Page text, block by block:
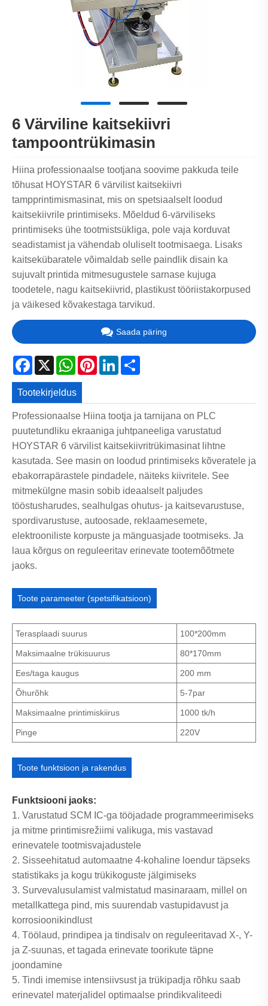
6 Värviline kaitsekiivri
tampoontrükimasin
Hiina professionaalse tootjana soovime pakkuda teile
tõhusat HOYSTAR 6 värvilist kaitsekiivri
tampprintimismasinat, mis on spetsiaalselt loodud
kaitsekiivrile printimiseks. Mõeldud 6-värviliseks
printimiseks ühe tootmistsükliga, pole vaja korduvat
seadistamist ja vähendab oluliselt tootmisaega. Lisaks
kaitsekübaratele võimaldab selle paindlik disain ka
sujuvalt printida mitmesugustele sarnase kujuga
toodetele, nagu kaitsekiivrid, plastikust tööriistakorpused
ja väikesed kõvakestaga tarvikud.
Saada päring
Facebook
X WhatsApp
PinterestLinkedIn
Tootekirjeldus
Professionaalse Hiina tootja ja tarnijana on PLC
puutetundliku ekraaniga juhtpaneeliga varustatud
HOYSTAR 6 värvilist kaitsekiivritrükimasinat lihtne
kasutada. See masin on loodud printimiseks kõveratele ja
ebakorrapärastele pindadele, näiteks kiivritele. See
mitmekülgne masin sobib ideaalselt paljudes
tööstusharudes, sealhulgas ohutus- ja kaitsevarustuse,
spordivarustuse, autoosade, reklaamesemete,
elektrooniliste korpuste ja mänguasjade tootmiseks. Ja
laua kõrgus on reguleeritav erinevate tootemõõtmete
jaoks.
Toote parameeter (spetsifikatsioon)
Terasplaadi suurus 100*200mm
Maksimaalne trükisuurus 80*170mm
Ees/taga kaugus 200 mm
Õhurõhk 5-7par
Maksimaalne printimiskiirus 1000 tk/h
Pinge 220V
Toote funktsioon ja rakendus
Funktsiooni jaoks:
1. Varustatud SCM IC-ga tööjadade programmeerimiseks
ja mitme printimisrežiimi valikuga, mis vastavad
erinevatele tootmisvajadustele
2. Sisseehitatud automaatne 4-kohaline loendur täpseks
statistikaks ja kogu trükikoguste jälgimiseks
3. Survevalusulamist valmistatud masinaraam, millel on
metallkattega pind, mis suurendab vastupidavust ja
korrosioonikindlust
4. Töölaud, prindipea ja tindisalv on reguleeritavad X-, Y-
ja Z-suunas, et tagada erinevate toorikute täpne
joondamine
5. Tindi imemise intensiivsust ja trükipadja rõhku saab
erinevatel materjalidel optimaalse prindikvaliteedi